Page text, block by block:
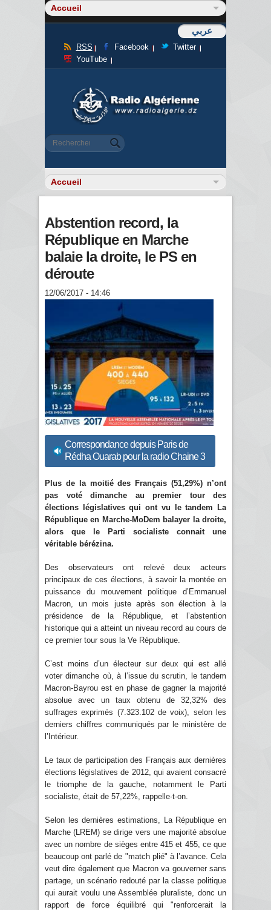
عربي
RSS Facebook
Twitter
YouTube
Formulaire de recherche
Rechercher
Abstention record, la
République en Marche
balaie la droite, le PS en
déroute
12/06/2017 - 14:46
Correspondance depuis Paris de
Rédha Ouarab pour la radio Chaine 3
Plus de la moitié des Français (51,29%) n’ont
pas voté dimanche au premier tour des
élections législatives qui ont vu le tandem La
République en Marche-MoDem balayer la droite,
alors que le Parti socialiste connait une
véritable bérézina.
Des observateurs ont relevé deux acteurs
principaux de ces élections, à savoir la montée en
puissance du mouvement politique d’Emmanuel
Macron, un mois juste après son élection à la
présidence de la République, et l’abstention
historique qui a atteint un niveau record au cours de
ce premier tour sous la Ve République.
C’est moins d’un électeur sur deux qui est allé
voter dimanche où, à l’issue du scrutin, le tandem
Macron-Bayrou est en phase de gagner la majorité
absolue avec un taux obtenu de 32,32% des
suffrages exprimés (7.323.102 de voix), selon les
derniers chiffres communiqués par le ministère de
l’Intérieur.
Le taux de participation des Français aux dernières
élections législatives de 2012, qui avaient consacré
le triomphe de la gauche, notamment le Parti
socialiste, était de 57,22%, rappelle-t-on.
Selon les dernières estimations, La République en
Marche (LREM) se dirige vers une majorité absolue
avec un nombre de sièges entre 415 et 455, ce que
beaucoup ont parlé de "match plié" à l’avance. Cela
veut dire également que Macron va gouverner sans
partage, un scénario redouté par la classe politique
qui aurait voulu une Assemblée pluraliste, donc un
rapport de force équilibré qui "renforcerait la